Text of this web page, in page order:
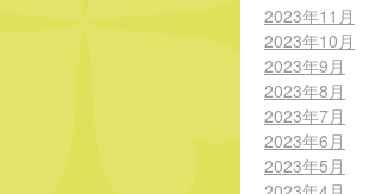
2023年11月
2023年10月
2023年9月
2023年8月
2023年7月
2023年6月
2023年5月